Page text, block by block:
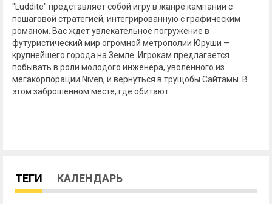
"Luddite" представляет собой игру в жанре кампании с
пошаговой стратегией, интегрированную с графическим
романом. Вас ждет увлекательное погружение в
футуристический мир огромной метрополии Юруши —
крупнейшего города на Земле. Игрокам предлагается
побывать в роли молодого инженера, уволенного из
мегакорпорации Niven, и вернуться в трущобы Сайтамы. В
этом заброшенном месте, где обитают
ТЕГИ КАЛЕНДАРЬ